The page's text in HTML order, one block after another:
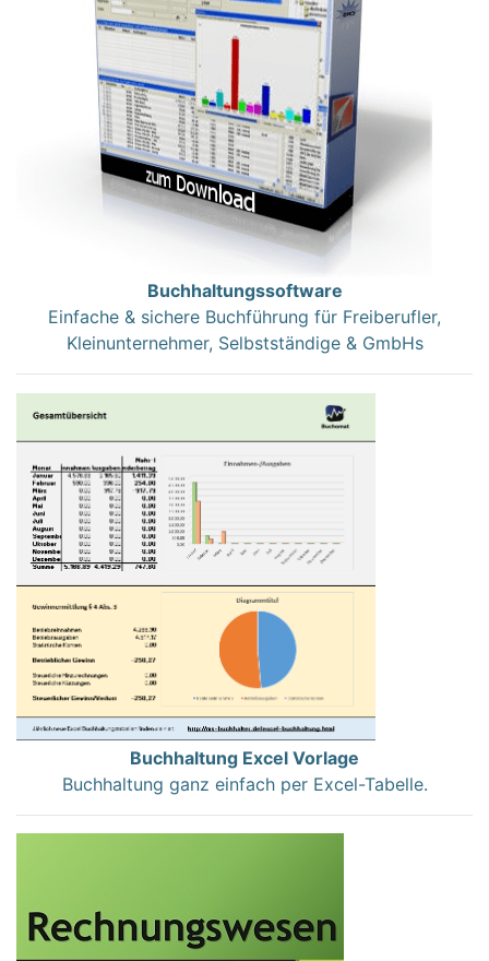
Buchhaltungssoftware
Einfache & sichere Buchführung für Freiberufler,
Kleinunternehmer, Selbstständige & GmbHs
Buchhaltung Excel Vorlage
Buchhaltung ganz einfach per Excel-Tabelle.